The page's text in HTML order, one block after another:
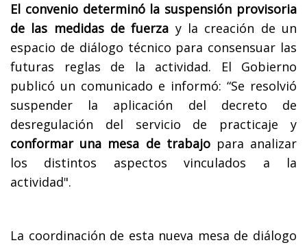
El convenio determinó la suspensión provisoria
de las medidas de fuerza y la creación de un
espacio de diálogo técnico para consensuar las
futuras reglas de la actividad. El Gobierno
publicó un comunicado e informó: “Se resolvió
suspender la aplicación del decreto de
desregulación del servicio de practicaje y
conformar una mesa de trabajo para analizar
los distintos aspectos vinculados a la
actividad".
La coordinación de esta nueva mesa de diálogo